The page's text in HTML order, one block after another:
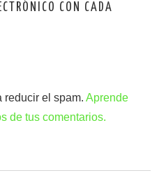
CON CADA
reducir el spam.Aprende
de tus comentarios.